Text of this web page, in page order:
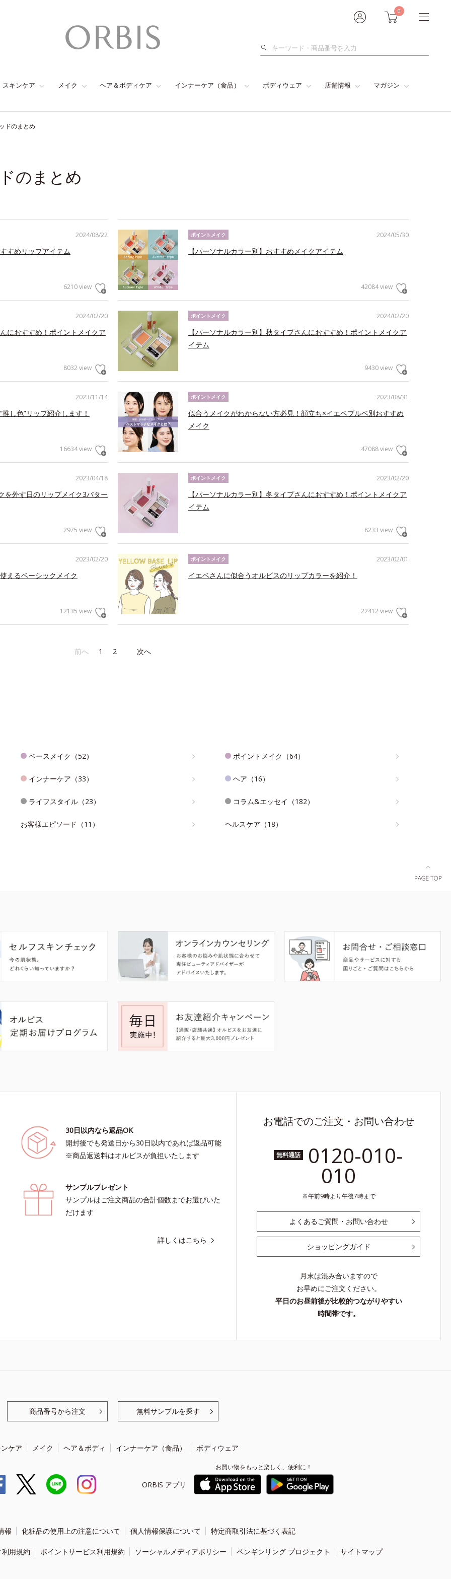
0
検
スキンケア メイク ヘア＆ボディケア インナーケア（食品） ボディウェア 店舗情報 マガジン
ドのまとめ
のまとめ
2024/08/22
すめリップアイテム
6210 view
2024/05/30
ポイントメイク
【パーソナルカラー別】おすすめメイクアイテム
42084 view
2024/02/20
におすすめ！ポイントメイクア
8032 view
2024/02/20
ポイントメイク
【パーソナルカラー別】秋タイプさんにおすすめ！ポイントメイクア
イテム
9430 view
2023/11/14
し色”リップ紹介します！
16634 view
2023/08/31
ポイントメイク
似合うメイクがわからない方必見！顔立ち×イエベブルベ別おすすめ
メイク
47088 view
2023/04/18
を外す日のリップメイク3パター
2975 view
2023/02/20
ポイントメイク
【パーソナルカラー別】冬タイプさんにおすすめ！ポイントメイクア
イテム
8233 view
2023/02/20
えるベーシックメイク
12135 view
2023/02/01
ポイントメイク
イエベさんに似合うオルビスのリップカラーを紹介！
22412 view
前へ 1 2 次へ
ベースメイク（52） ポイントメイク（64）
インナーケア（33） ヘア（16）
ライフスタイル（23） コラム&エッセイ（182）
お客様エピソード（11） ヘルスケア（18）
30日以内なら返品OK
開封後でも発送日から30日以内であれば返品可能
※商品返送料はオルビスが負担いたします
サンプルプレゼント
サンプルはご注文商品の合計個数までお選びいた
だけます
詳しくはこちら
お電話でのご注文・お問い合わせ
無料通話 0120-010-
010
午前9時より午後7時まで
よくあるご質問・お問い合わせ
ショッピングガイド
月末は混み合いますので
お早めにご注文ください。
平日のお昼前後が比較的つながりやすい
時間帯です。
商品番号から注文 無料サンプルを探す
ケア メイク ヘア＆ボディ インナーケア（食品） ボディウェア
ORBIS アプリ
お買い物をもっと楽しく、便利に！
報 化粧品の使用上の注意について 個人情報保護について 特定商取引法に基づく表記
用規約 ポイントサービス利用規約 ソーシャルメディアポリシー ペンギンリング プロジェクト サイトマップ